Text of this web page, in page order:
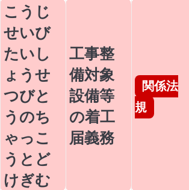
こうじ
せいび
たいし
ょうせ
つびと
うのち
ゃっこ
うとど
けぎむ
工事整
備対象
設備等
の着工
届義務
関係法
規